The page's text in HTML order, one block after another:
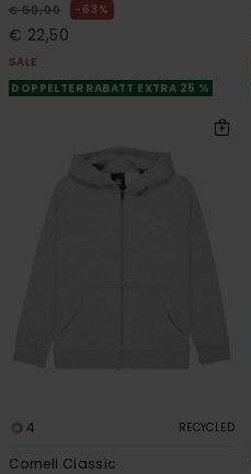
€ 60,00 63%
€ 22,50
SALE
DOPPELTER RABATT EXTRA 25 %
4 RECYCLED
Cornell Classic